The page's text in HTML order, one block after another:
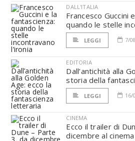
DALL'ITALIA
Francesco Guccini
quando le stelle
LEGGI 7/
EDITORIA
Dall’antichità alla
storia della
LEGGI 16/
CINEMA
Ecco il trailer di
dicembre al cinema